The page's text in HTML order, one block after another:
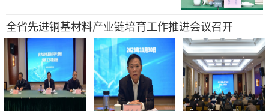
全省先进铜基材料产业链培育工作推进会议召开